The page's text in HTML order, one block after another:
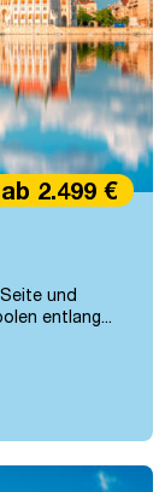
und
entlang...
ab 2.499 €